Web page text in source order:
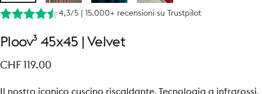
4,3/5 | 15.000+ recensioni su Trustpilot
Ploov³ 45x45 Velvet
CHF 119.00
Il nostro iconico cuscino riscaldante. Tecnologia a infrarossi.